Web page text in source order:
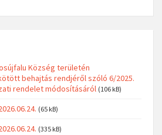
Község területén
behajtás rendjéről szóló 6/2025.
rendelet módosításáról (106 kB)
(65 kB)
(335 kB)